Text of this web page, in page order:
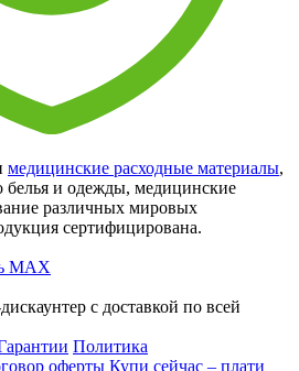
медицинские расходные материалы,
белья и одежды, медицинские
различных мировых
сертифицирована.
MAX
с доставкой по всей
Политика
оферты Купи сейчас – плати